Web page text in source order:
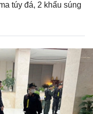
túy đá, 2 khẩu súng